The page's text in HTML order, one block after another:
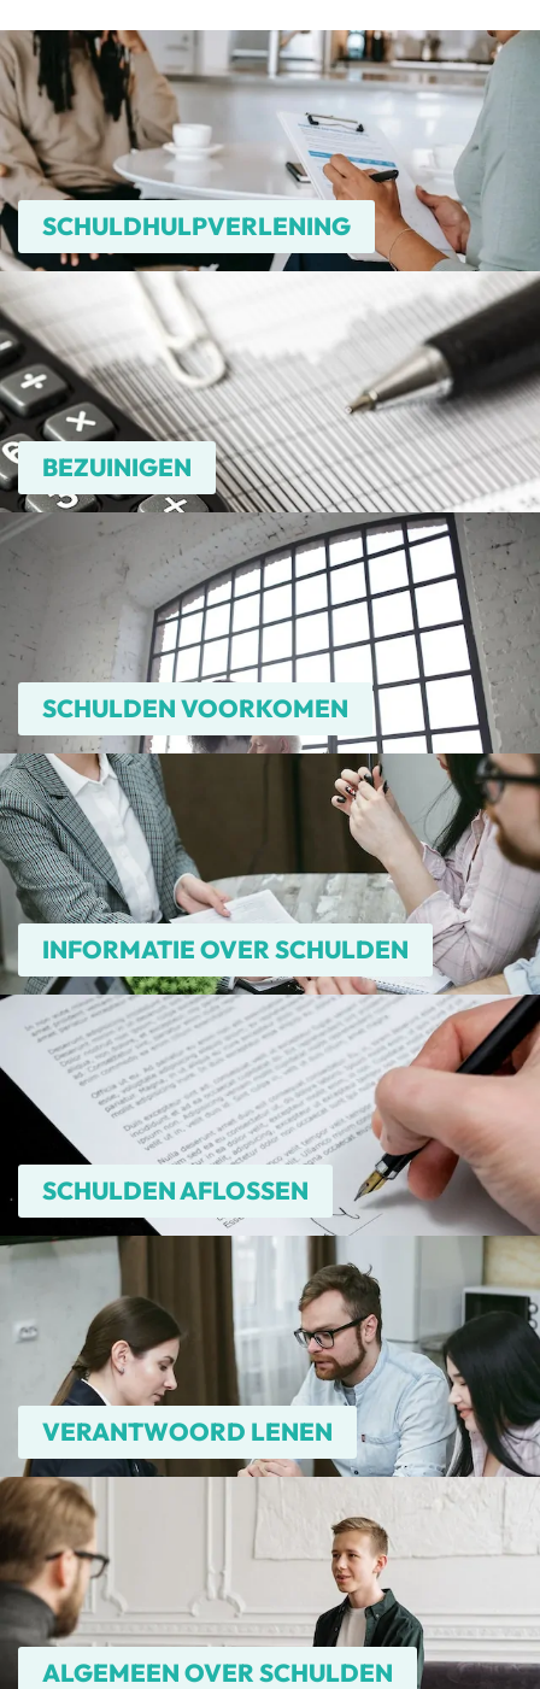
SCHULDHULPVERLENING
BEZUINIGEN
SCHULDEN VOORKOMEN
INFORMATIE OVER SCHULDEN
SCHULDEN AFLOSSEN
VERANTWOORD LENEN
ALGEMEEN OVER SCHULDEN